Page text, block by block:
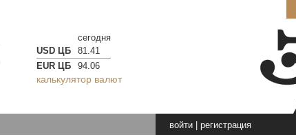
сегодня
USD ЦБ
81.41
EUR ЦБ
94.06
калькулятор валют
войти| регистрация